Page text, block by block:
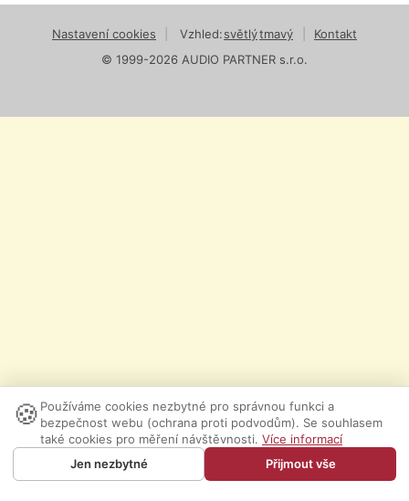
Nastavení cookies Vzhled:světlýtmavý
Kontakt
© 1999-2026 AUDIO PARTNER s.r.o.
🍪 Používáme cookies nezbytné pro správnou funkci a
bezpečnost webu (ochrana proti podvodům). Se souhlasem
také cookies pro měření návštěvnosti. Více informací
Jen nezbytné
Přijmout vše